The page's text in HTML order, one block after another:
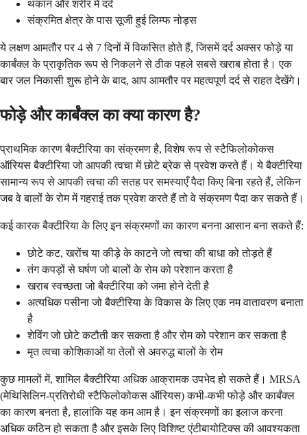
थकान और शरीर में दर्द
संक्रमित क्षेत्र के पास सूजी हुई लिम्फ नोड्स
ये लक्षण आमतौर पर 4 से 7 दिनों में विकसित होते हैं, जिसमें दर्द अक्सर फोड़े या
कार्बंक्ल के प्राकृतिक रूप से निकलने से ठीक पहले सबसे खराब होता है। एक
बार जल निकासी शुरू होने के बाद, आप आमतौर पर महत्वपूर्ण दर्द से राहत देखेंगे।
फोड़े और कार्बंक्ल का क्या कारण है?
प्राथमिक कारण बैक्टीरिया का संक्रमण है, विशेष रूप से स्टैफिलोकोकस
ऑरियस बैक्टीरिया जो आपकी त्वचा में छोटे ब्रेक से प्रवेश करते हैं। ये बैक्टीरिया
सामान्य रूप से आपकी त्वचा की सतह पर समस्याएँ पैदा किए बिना रहते हैं, लेकिन
जब वे बालों के रोम में गहराई तक प्रवेश करते हैं तो वे संक्रमण पैदा कर सकते हैं।
कई कारक बैक्टीरिया के लिए इन संक्रमणों का कारण बनना आसान बना सकते हैं:
छोटे कट, खरोंच या कीड़े के काटने जो त्वचा की बाधा को तोड़ते हैं
तंग कपड़ों से घर्षण जो बालों के रोम को परेशान करता है
खराब स्वच्छता जो बैक्टीरिया को जमा होने देती है
अत्यधिक पसीना जो बैक्टीरिया के विकास के लिए एक नम वातावरण बनाता
है
शेविंग जो छोटे कटौती कर सकता है और रोम को परेशान कर सकता है
मृत त्वचा कोशिकाओं या तेलों से अवरुद्ध बालों के रोम
कुछ मामलों में, शामिल बैक्टीरिया अधिक आक्रामक उपभेद हो सकते हैं। MRSA
(मेथिसिलिन-प्रतिरोधी स्टैफिलोकोकस ऑरियस) कभी-कभी फोड़े और कार्बंक्ल
का कारण बनता है, हालांकि यह कम आम है। इन संक्रमणों का इलाज करना
अधिक कठिन हो सकता है और इसके लिए विशिष्ट एंटीबायोटिक्स की आवश्यकता